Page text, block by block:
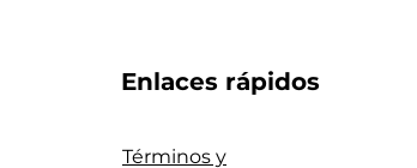
Enlaces rápidos
Términos y